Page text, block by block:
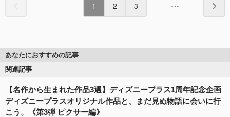
1 2 3
あなたにおすすめの記事
関連記事
【名作から生まれた作品3選】ディズニープラス1周年記念企画
ディズニープラスオリジナル作品と、まだ見ぬ物語に会いに行
こう。《第3弾 ピクサー編》